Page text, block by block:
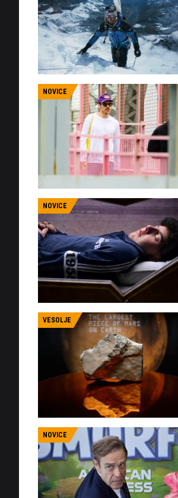
NOVICE
NOVICE
VESOLJE
NOVICE